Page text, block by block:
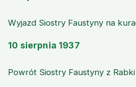
Wyjazd Siostry Faustyny na
10 sierpnia 1937
Powrót Siostry Faustyny z